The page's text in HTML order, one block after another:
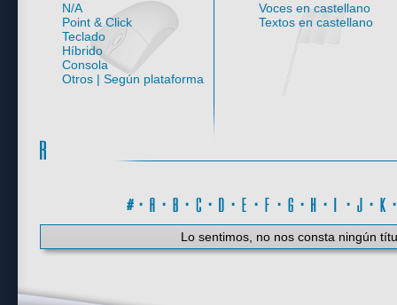
N/A
Point & Click
Teclado
Híbrido
Consola
Otros | Según plataforma
Voces en castellano
Textos en castellano
· · · · · · · · · ·
Lo sentimos, no nos consta ningún